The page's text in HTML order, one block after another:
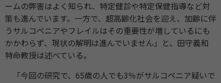
ームの弊害はよく知られ、特定健診や特定保健指導など対
策も進んでいます。一方で、超高齢化社会を迎え、加齢に伴
うサルコペニアやフレイルはその重要性が増しているにも
かかわらず、現状の解明は進んでいません」と、田守義和
特命教授は述べている。
「今回の研究で、65歳の人でも3％がサルコペニア疑いで